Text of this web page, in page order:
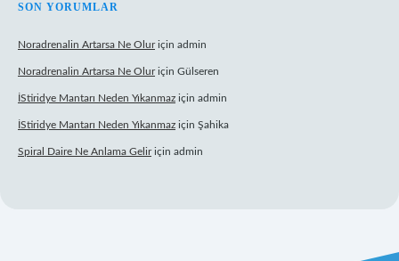
SON YORUMLAR
Noradrenalin Artarsa Ne Oluriçin admin
Noradrenalin Artarsa Ne Oluriçin Gülseren
İStiridye Mantarı Neden Yıkanmaz için admin
İStiridye Mantarı Neden Yıkanmaz için Şahika
Spiral Daire Ne Anlama Geliriçin admin